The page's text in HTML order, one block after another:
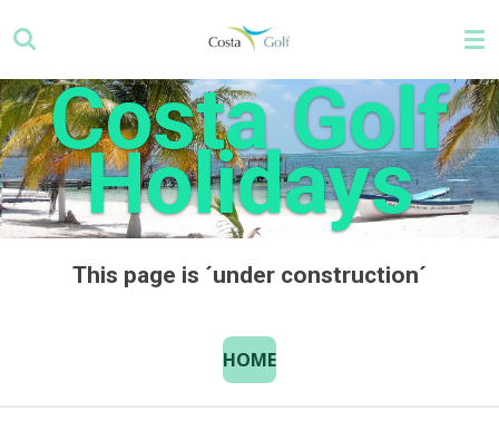
Hauptinhalt
springenCosta Golf
Holidays
This page is ´under construction´
HOME